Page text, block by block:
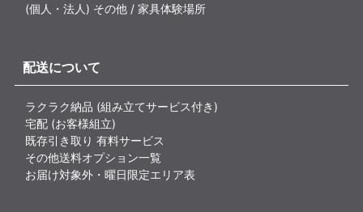
(個人・法人) その他 / 家具体験場所
配送について
ラクラク納品 (組み立てサービス付き)
宅配 (お客様組立)
既存引き取り 有料サービス
その他送料オプション一覧
お届け対象外・曜日限定エリア表